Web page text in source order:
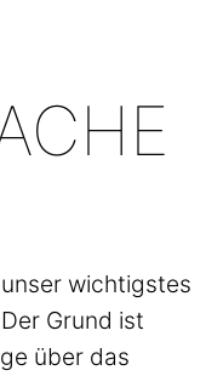
wichtigstes
Grund ist
über das